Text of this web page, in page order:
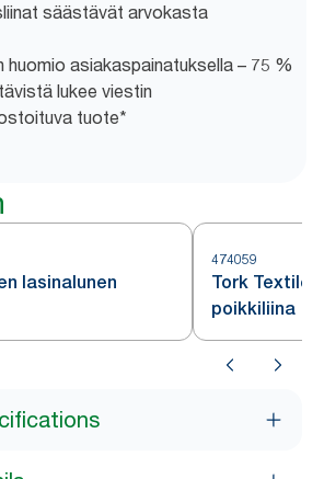
säästävät arvokasta
huomio asiakaspainatuksella – 75 %
lukee viestin
tuote*
lasinalunen
474059
Tork Textile
poikkiliina